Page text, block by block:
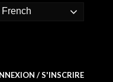
French
/ S'INSCRIRE